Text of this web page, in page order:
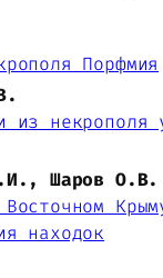
Порфмия
из некрополя
Шаров О.В.
находок